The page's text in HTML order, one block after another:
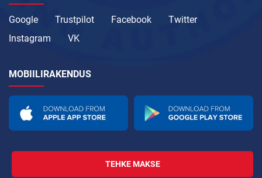
Google Trustpilot Facebook
Twitter
Instagram
VK
MOBIILIRAKENDUS
TEHKE MAKSE